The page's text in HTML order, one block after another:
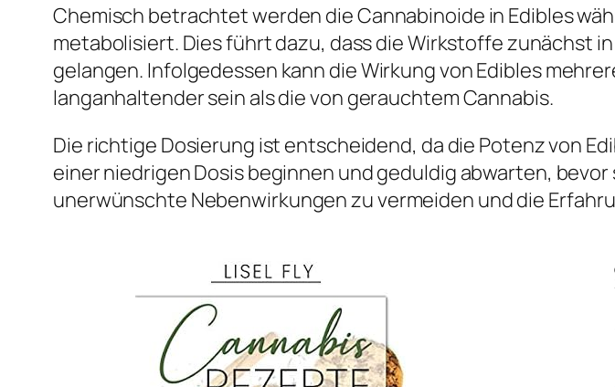
Chemisch betrachtet werden die Cannabinoide in Edibles
metabolisiert. Dies führt dazu, dass die Wirkstoffe zunächst
gelangen. Infolgedessen kann die Wirkung von Edibles
langanhaltender sein als die von gerauchtem Cannabis.
Die richtige Dosierung ist entscheidend, da die Potenz von
einer niedrigen Dosis beginnen und geduldig abwarten,
unerwünschte Nebenwirkungen zu vermeiden und die